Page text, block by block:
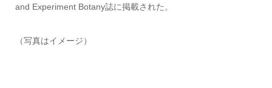
and Experiment Botany誌に掲載された。
（写真はイメージ）